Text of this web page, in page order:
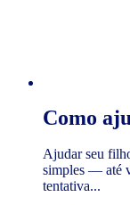
Como
Ajudar seu
simples — até
tentativa...